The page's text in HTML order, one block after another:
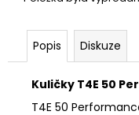
Popis Diskuze
Kuličky T4E 50
T4E 50